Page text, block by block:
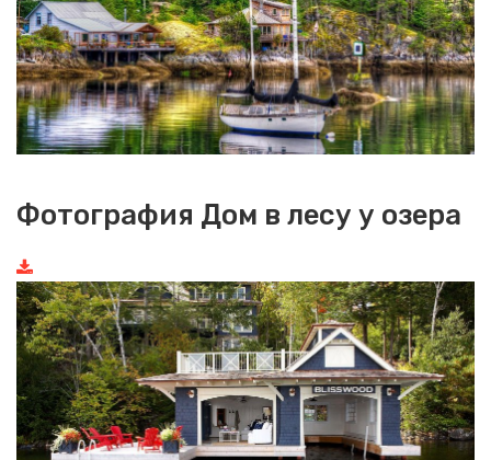
Фотография Дом в лесу у озера